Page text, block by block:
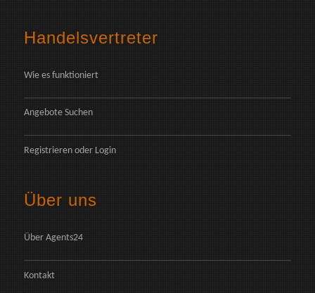
Handelsvertreter
Wie es funktioniert
Angebote Suchen
Registrieren oder Login
Über uns
Über Agents24
Kontakt